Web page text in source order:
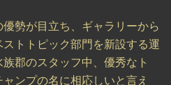
勢が目立ち、ギャラリーから
トトピック部門を新設する運
郡のスタッフ中、優秀なト
ンプの名に相応しいと言え